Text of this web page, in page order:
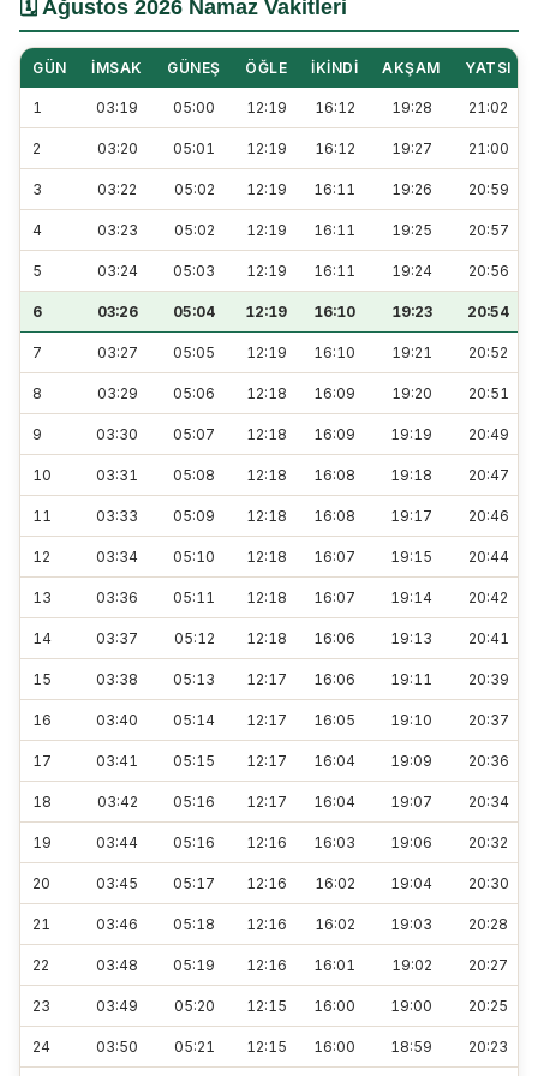
🗓️ Ağustos 2026 Namaz Vakitleri
GÜN İMSAK GÜNEŞ ÖĞLE İKINDI AKŞAM YATSI
1 03:19 05:00 12:19 16:12 19:28 21:02
2 03:20 05:01 12:19 16:12 19:27 21:00
3 03:22 05:02 12:19 16:11 19:26 20:59
4 03:23 05:02 12:19 16:11 19:25 20:57
5 03:24 05:03 12:19 16:11 19:24 20:56
6 03:26 05:04 12:19 16:10 19:23 20:54
7 03:27 05:05 12:19 16:10 19:21 20:52
8 03:29 05:06 12:18 16:09 19:20 20:51
9 03:30 05:07 12:18 16:09 19:19 20:49
10 03:31 05:08 12:18 16:08 19:18 20:47
11 03:33 05:09 12:18 16:08 19:17 20:46
12 03:34 05:10 12:18 16:07 19:15 20:44
13 03:36 05:11 12:18 16:07 19:14 20:42
14 03:37 05:12 12:18 16:06 19:13 20:41
15 03:38 05:13 12:17 16:06 19:11 20:39
16 03:40 05:14 12:17 16:05 19:10 20:37
17 03:41 05:15 12:17 16:04 19:09 20:36
18 03:42 05:16 12:17 16:04 19:07 20:34
19 03:44 05:16 12:16 16:03 19:06 20:32
20 03:45 05:17 12:16 16:02 19:04 20:30
21 03:46 05:18 12:16 16:02 19:03 20:28
22 03:48 05:19 12:16 16:01 19:02 20:27
23 03:49 05:20 12:15 16:00 19:00 20:25
24 03:50 05:21 12:15 16:00 18:59 20:23